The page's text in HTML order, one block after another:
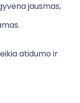
jausmas,
atidumo ir